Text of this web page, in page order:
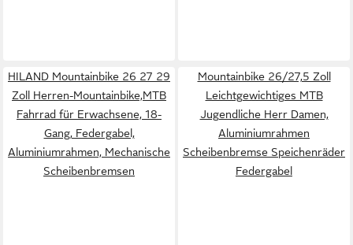
HILAND Mountainbike 26 27 29
Zoll Herren-Mountainbike,MTB
Fahrrad für Erwachsene, 18-
Gang, Federgabel,
Aluminiumrahmen, Mechanische
Scheibenbremsen
Mountainbike 26/27,5 Zoll
Leichtgewichtiges MTB
Jugendliche Herr Damen,
Aluminiumrahmen
Scheibenbremse Speichenräder
Federgabel